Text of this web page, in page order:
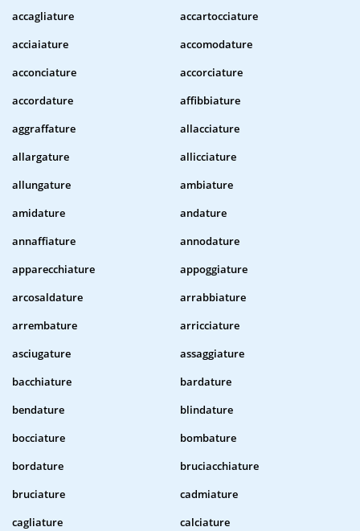
accagliature
accartocciature
acciaiature
accomodature
acconciature
accorciature
accordature
affibbiature
aggraffature
allacciature
allargature
allicciature
allungature
ambiature
amidature
andature
annaffiature
annodature
apparecchiature
appoggiature
arcosaldature
arrabbiature
arrembature
arricciature
asciugature
assaggiature
bacchiature
bardature
bendature
blindature
bocciature
bombature
bordature
bruciacchiature
bruciature
cadmiature
cagliature
calciature